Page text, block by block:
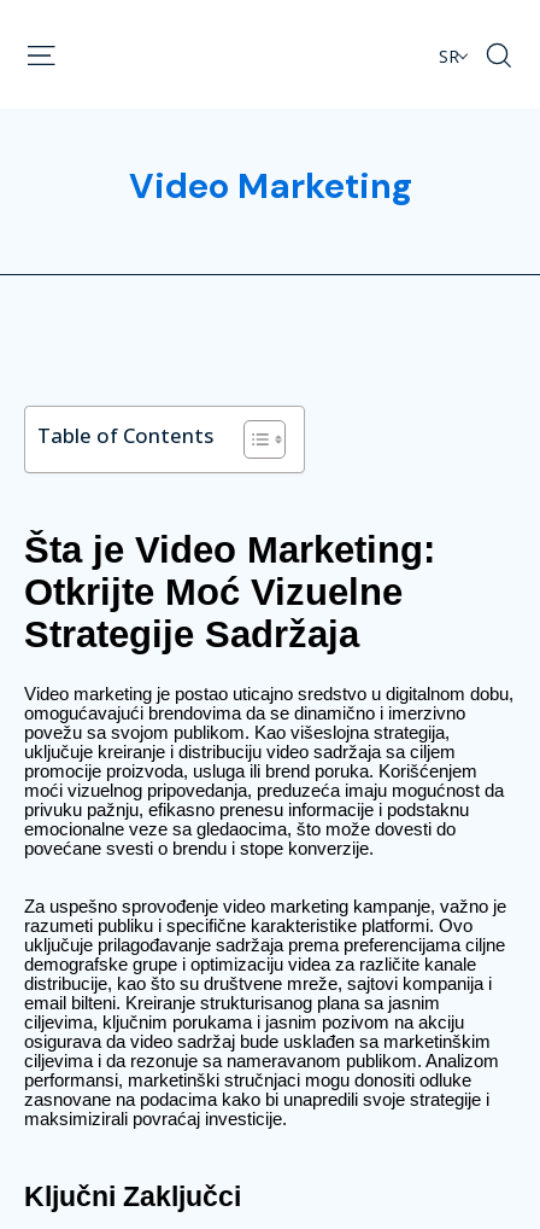
SR
Video Marketing
Table of Contents
Šta je Video Marketing:
Otkrijte Moć Vizuelne
Strategije Sadržaja
Video marketing je postao uticajno sredstvo u digitalnom dobu,
omogućavajući brendovima da se dinamično i imerzivno
povežu sa svojom publikom. Kao višeslojna strategija,
uključuje kreiranje i distribuciju video sadržaja sa ciljem
promocije proizvoda, usluga ili brend poruka. Korišćenjem
moći vizuelnog pripovedanja, preduzeća imaju mogućnost da
privuku pažnju, efikasno prenesu informacije i podstaknu
emocionalne veze sa gledaocima, što može dovesti do
povećane svesti o brendu i stope konverzije.
Za uspešno sprovođenje video marketing kampanje, važno je
razumeti publiku i specifične karakteristike platformi. Ovo
uključuje prilagođavanje sadržaja prema preferencijama ciljne
demografske grupe i optimizaciju videa za različite kanale
distribucije, kao što su društvene mreže, sajtovi kompanija i
email bilteni. Kreiranje strukturisanog plana sa jasnim
ciljevima, ključnim porukama i jasnim pozivom na akciju
osigurava da video sadržaj bude usklađen sa marketinškim
ciljevima i da rezonuje sa nameravanom publikom. Analizom
performansi, marketinški stručnjaci mogu donositi odluke
zasnovane na podacima kako bi unapredili svoje strategije i
maksimizirali povraćaj investicije.
Ključni Zaključci